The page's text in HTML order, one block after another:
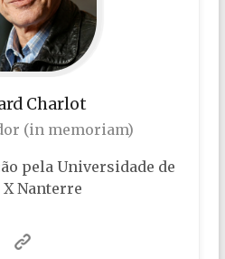
Charlot
(in memoriam)
pela Universidade de
Nanterre